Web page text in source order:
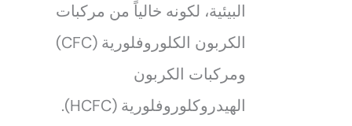
البيئية، لكونه خالياً من مركبات
الكربون الكلوروفلورية (CFC)
ومركبات الكربون
الهيدروكلوروفلورية (HCFC).